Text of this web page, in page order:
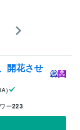
開花させ
ー223